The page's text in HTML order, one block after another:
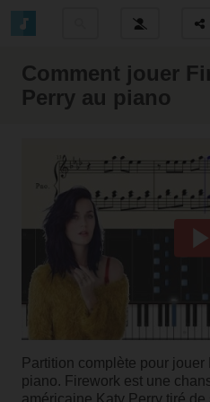
Comment jouer
Perry au piano
Partition complète pour
piano. Firework est une
américaine Katy Perry tiré